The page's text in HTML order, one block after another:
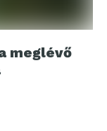
meglévő